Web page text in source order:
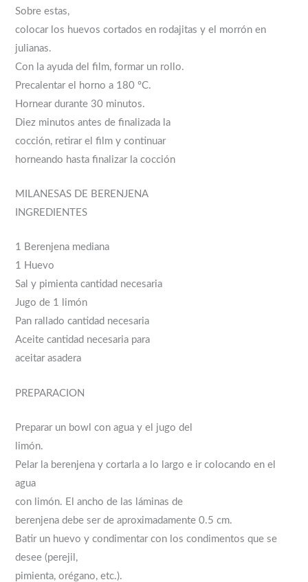
Sobre estas,
colocar los huevos cortados en rodajitas y el morrón en
julianas.
Con la ayuda del film, formar un rollo.
Precalentar el horno a 180 ºC.
Hornear durante 30 minutos.
Diez minutos antes de finalizada la
cocción, retirar el film y continuar
horneando hasta finalizar la cocción
MILANESAS DE BERENJENA
INGREDIENTES
1 Berenjena mediana
1 Huevo
Sal y pimienta cantidad necesaria
Jugo de 1 limón
Pan rallado cantidad necesaria
Aceite cantidad necesaria para
aceitar asadera
PREPARACION
Preparar un bowl con agua y el jugo del
limón.
Pelar la berenjena y cortarla a lo largo e ir colocando en el
agua
con limón. El ancho de las láminas de
berenjena debe ser de aproximadamente 0.5 cm.
Batir un huevo y condimentar con los condimentos que se
desee (perejil,
pimienta, orégano, etc.).